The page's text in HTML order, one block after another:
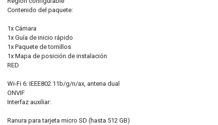
Contenido del paquete:
1x Cámara
1x Guía de inicio rápido
1x Paquete de tornillos
1x Mapa de posición de instalación
RED
Wi-Fi 6: IEEE802.11b/g/n/ax, antena dual
ONVIF
Interfaz auxiliar:
Ranura para tarjeta micro SD (hasta 512 GB)